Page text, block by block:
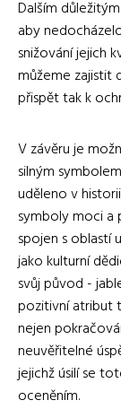
Dalším
aby
snižování jejich
můžeme zajistit
přispět tak k
V závěru je
silným
uděleno v
symboly moci a
spojen s oblastí
jako kulturní
svůj původ -
pozitivní atribut
nejen
neuvěřitelné
jejichž úsilí se
oceněním.